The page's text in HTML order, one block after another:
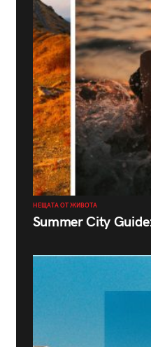
НЕЩАТА ОТ ЖИВОТА
Summer City